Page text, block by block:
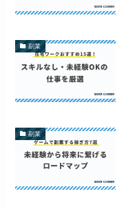
副業
副業